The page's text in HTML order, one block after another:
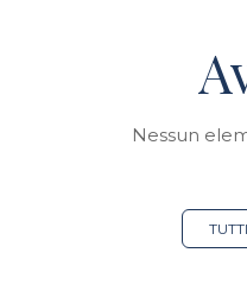
Nessun